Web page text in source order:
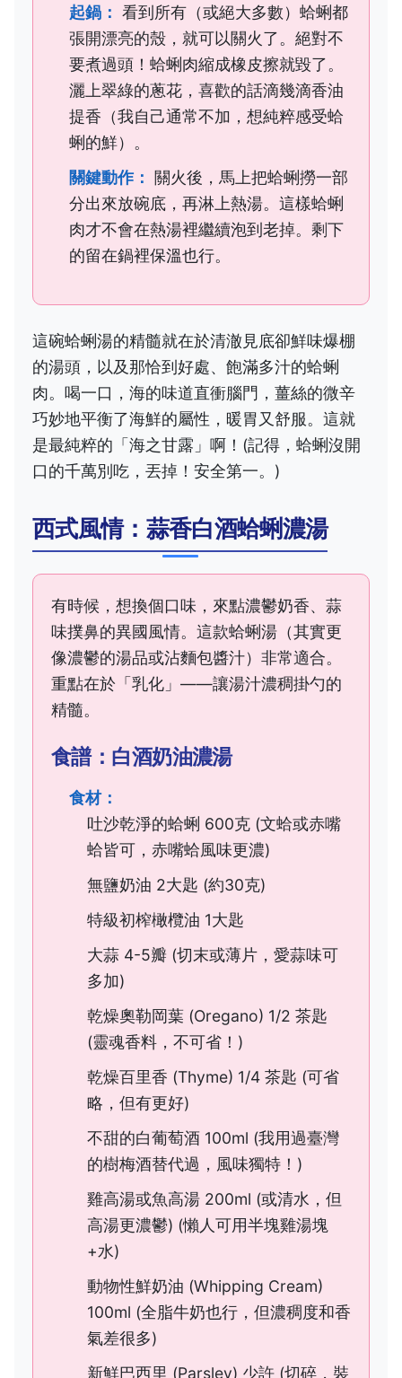
起鍋： 看到所有（或絕大多數）蛤蜊都
張開漂亮的殼，就可以關火了。絕對不
要煮過頭！蛤蜊肉縮成橡皮擦就毀了。
灑上翠綠的蔥花，喜歡的話滴幾滴香油
提香（我自己通常不加，想純粹感受蛤
蜊的鮮）。
關鍵動作：
關火後，馬上把蛤蜊撈一部
分出來放碗底，再淋上熱湯。這樣蛤蜊
肉才不會在熱湯裡繼續泡到老掉。剩下
的留在鍋裡保溫也行。
這碗蛤蜊湯的精髓就在於清澈見底卻鮮味爆棚
的湯頭，以及那恰到好處、飽滿多汁的蛤蜊
肉。喝一口，海的味道直衝腦門，薑絲的微辛
巧妙地平衡了海鮮的屬性，暖胃又舒服。這就
是最純粹的「海之甘露」啊！(記得，蛤蜊沒開
口的千萬別吃，丟掉！安全第一。)
西式風情：蒜香白酒蛤蜊濃湯
有時候，想換個口味，來點濃鬱奶香、蒜
味撲鼻的異國風情。這款蛤蜊湯（其實更
像濃鬱的湯品或沾麵包醬汁）非常適合。
重點在於「乳化」——讓湯汁濃稠掛勺的
精髓。
食譜：白酒奶油濃湯
食材：
吐沙乾淨的蛤蜊 600克 (文蛤或赤嘴
蛤皆可，赤嘴蛤風味更濃)
無鹽奶油 2大匙 (約30克)
特級初榨橄欖油 1大匙
大蒜 4-5瓣 (切末或薄片，愛蒜味可
多加)
乾燥奧勒岡葉 (Oregano) 1/2 茶匙
(靈魂香料，不可省！)
乾燥百里香 (Thyme) 1/4 茶匙 (可省
略，但有更好)
不甜的白葡萄酒 100ml (我用過臺灣
的樹梅酒替代過，風味獨特！)
雞高湯或魚高湯 200ml (或清水，但
高湯更濃鬱) (懶人可用半塊雞湯塊
+水)
動物性鮮奶油 (Whipping Cream)
100ml (全脂牛奶也行，但濃稠度和香
氣差很多)
新鮮巴西里 (Parsley) 少許 (切碎，裝